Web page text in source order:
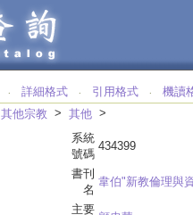
‧ 詳細格式 ‧ 引用格式 ‧
機讀
其他宗教 > 其他 >
系統
號碼
434399
書刊
名
韋伯"新教倫理與
主要